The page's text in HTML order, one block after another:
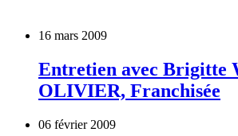
16 mars 2009
Entretien avec Brigitte
OLIVIER, Franchisée
06 février 2009